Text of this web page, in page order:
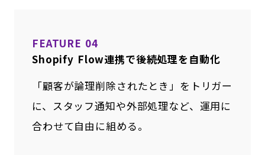
FEATURE 04
Shopify Flow連携で後続処理を自動化
「顧客が論理削除されたとき」をトリガー
に、スタッフ通知や外部処理など、運用に
合わせて自由に組める。